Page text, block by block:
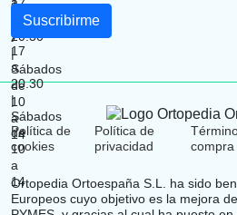
Política de
cookies
Política de
privacidad
compra
Ortopedia Ortoespaña S.L. ha sido
Europeos cuyo objetivo es la mejora